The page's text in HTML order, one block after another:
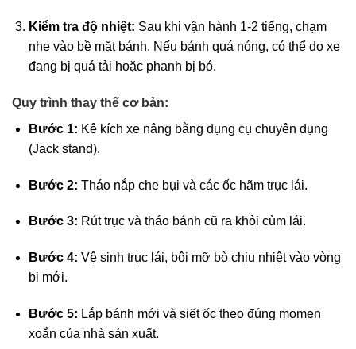
Kiểm tra độ nhiệt: Sau khi vận hành 1-2 tiếng, chạm
nhẹ vào bề mặt bánh. Nếu bánh quá nóng, có thể do xe
đang bị quá tải hoặc phanh bị bó.
Quy trình thay thế cơ bản:
Bước 1: Kê kích xe nâng bằng dụng cụ chuyên dụng
(Jack stand).
Bước 2: Tháo nắp che bụi và các ốc hãm trục lái.
Bước 3: Rút trục và tháo bánh cũ ra khỏi cùm lái.
Bước 4: Vệ sinh trục lái, bôi mỡ bò chịu nhiệt vào vòng
bi mới.
Bước 5: Lắp bánh mới và siết ốc theo đúng momen
xoắn của nhà sản xuất.